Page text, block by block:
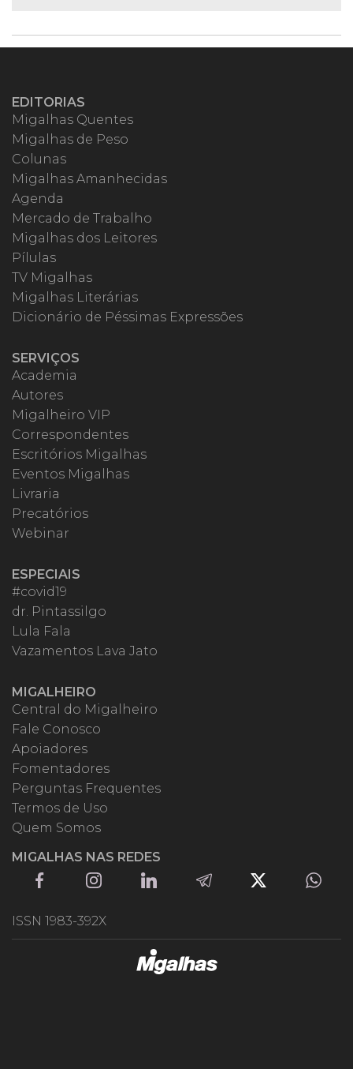
EDITORIAS
Migalhas Quentes
Migalhas de Peso
Colunas
Migalhas Amanhecidas
Agenda
Mercado de Trabalho
Migalhas dos Leitores
Pílulas
TV Migalhas
Migalhas Literárias
Dicionário de Péssimas Expressões
SERVIÇOS
Academia
Autores
Migalheiro VIP
Correspondentes
Escritórios Migalhas
Eventos Migalhas
Livraria
Precatórios
Webinar
ESPECIAIS
#covid19
dr. Pintassilgo
Lula Fala
Vazamentos Lava Jato
MIGALHEIRO
Central do Migalheiro
Fale Conosco
Apoiadores
Fomentadores
Perguntas Frequentes
Termos de Uso
Quem Somos
MIGALHAS NAS REDES
ISSN 1983-392X